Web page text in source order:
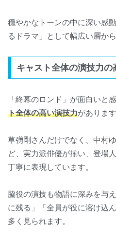
穏やかなトーンの中に深い感
るドラマ」として幅広い層か
キャスト全体の演技力の
「終幕のロンド」が面白いと
ト全体の高い演技力があります
草彅剛さんだけでなく、中村
ど、実力派俳優が揃い、登場
丁寧に表現しています。
脇役の演技も物語に深みを与
に残る」「全員が役に溶け込
多く見られます。